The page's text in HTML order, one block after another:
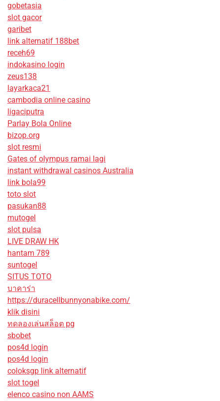
gobetasia
slot gacor
garibet
link alternatif 188bet
receh69
indokasino login
zeus138
layarkaca21
cambodia online casino
ligaciputra
Parlay Bola Online
bizop.org
slot resmi
Gates of olympus ramai lagi
instant withdrawal casinos Australia
link bola99
toto slot
pasukan88
mutogel
slot pulsa
LIVE DRAW HK
hantam 789
suntogel
SITUS TOTO
บาคาร่า
https://duracellbunnyonabike.com/
klik disini
ทดลองเล่นสล็อต pg
sbobet
pos4d login
pos4d login
coloksgp link alternatif
slot togel
elenco casino non AAMS